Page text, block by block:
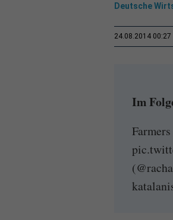
Deutsche
24.08.2014 00:27
Im